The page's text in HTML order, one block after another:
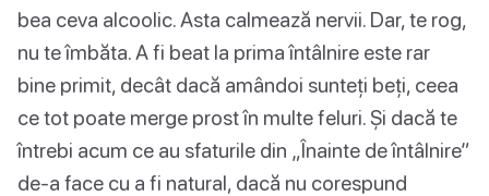
bea ceva alcoolic. Asta calmează nervii. Dar, te rog,
nu te îmbăta. A fi beat la prima întâlnire este rar
bine primit, decât dacă amândoi sunteți beți, ceea
ce tot poate merge prost în multe feluri. Și dacă te
întrebi acum ce au sfaturile din „Înainte de întâlnire”
de-a face cu a fi natural, dacă nu corespund